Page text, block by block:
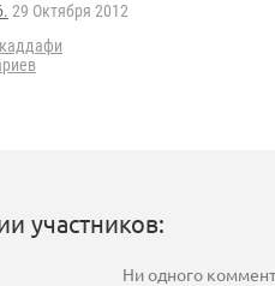
29 Октября 2012
каддафи
участников:
Ни одного